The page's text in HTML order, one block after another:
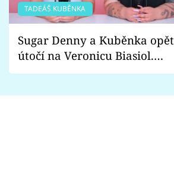
TADEÁŠ KUBĚNKA
Sugar Denny a Kuběnka opět
útočí na Veronicu Biasiol.
Proč je podle nich falešná a